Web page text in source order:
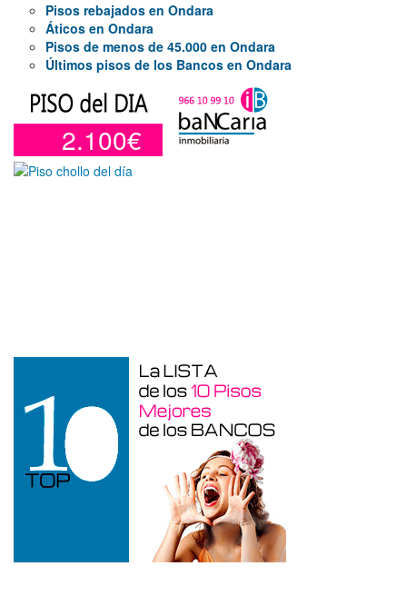
Pisos rebajados en Ondara
Áticos en Ondara
Pisos de menos de 45.000 en Ondara
Últimos pisos de los Bancos en Ondara
2.100€